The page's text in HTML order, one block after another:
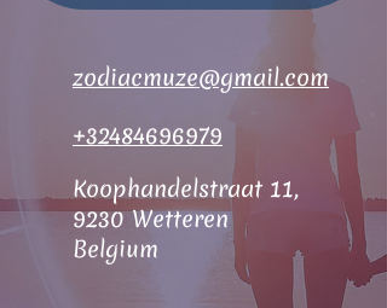
zodiacmuze@gmail.com
+32484696979
Koophandelstraat 11,
9230 Wetteren
Belgium